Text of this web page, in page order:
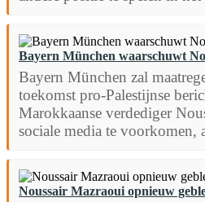
Bayern München waarschuwt
Bayern München zal
toekomst pro-Palestijnse
Marokkaanse verdediger
sociale media te voorkomen,
Noussair Mazraoui opnieuw